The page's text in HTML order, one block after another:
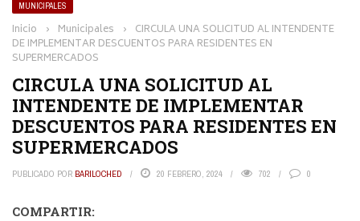
MUNICIPALES
Inicio › Municipales › CIRCULA UNA SOLICITUD AL INTENDENTE
DE IMPLEMENTAR DESCUENTOS PARA RESIDENTES EN
SUPERMERCADOS
CIRCULA UNA SOLICITUD AL
INTENDENTE DE IMPLEMENTAR
DESCUENTOS PARA RESIDENTES EN
SUPERMERCADOS
PUBLICADO POR BARILOCHED 20 FEBRERO, 2024 702 0
COMPARTIR: